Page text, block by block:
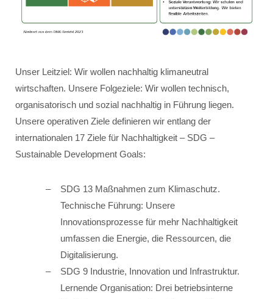
Unser Leitziel: Wir wollen nachhaltig klimaneutral
wirtschaften. Unsere Folgeziele: Wir wollen technisch,
organisatorisch und sozial nachhaltig in Führung liegen.
Unsere operativen Ziele definieren wir entlang der
internationalen 17 Ziele für Nachhaltigkeit – SDG –
Sustainable Development Goals:
SDG 13 Maßnahmen zum Klimaschutz.
Technische Führung: Unsere
Innovationsprozesse für mehr Nachhaltigkeit
umfassen die Energie, die Ressourcen, die
Digitalisierung.
SDG 9 Industrie, Innovation und Infrastruktur.
Lernende Organisation: Drei betriebsinterne